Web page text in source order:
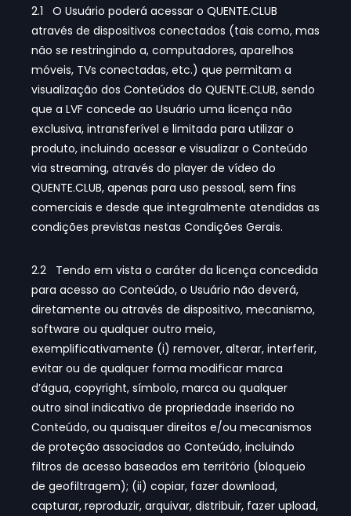
2.1 O Usuário poderá acessar o QUENTE.CLUB
através de dispositivos conectados (tais como, mas
não se restringindo a, computadores, aparelhos
móveis, TVs conectadas, etc.) que permitam a
visualização dos Conteúdos do QUENTE.CLUB, sendo
que a LVF concede ao Usuário uma licença não
exclusiva, intransferível e limitada para utilizar o
produto, incluindo acessar e visualizar o Conteúdo
via streaming, através do player de vídeo do
QUENTE.CLUB, apenas para uso pessoal, sem fins
comerciais e desde que integralmente atendidas as
condições previstas nestas Condições Gerais.
2.2 Tendo em vista o caráter da licença concedida
para acesso ao Conteúdo, o Usuário não deverá,
diretamente ou através de dispositivo, mecanismo,
software ou qualquer outro meio,
exemplificativamente (i) remover, alterar, interferir,
evitar ou de qualquer forma modificar marca
d’água, copyright, símbolo, marca ou qualquer
outro sinal indicativo de propriedade inserido no
Conteúdo, ou quaisquer direitos e/ou mecanismos
de proteção associados ao Conteúdo, incluindo
filtros de acesso baseados em território (bloqueio
de geofiltragem); (ii) copiar, fazer download,
capturar, reproduzir, arquivar, distribuir, fazer upload,